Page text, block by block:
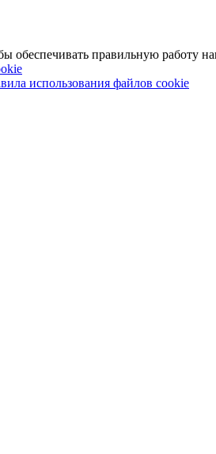
правильную работу
использования файлов cookie